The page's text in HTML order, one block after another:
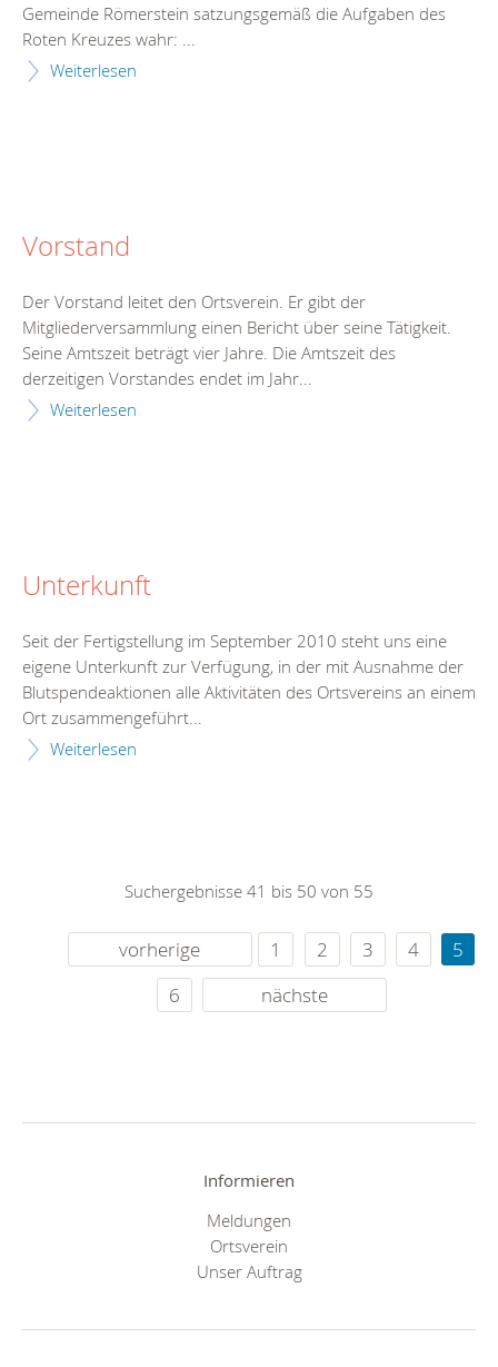
Gemeinde Römerstein satzungsgemäß die Aufgaben des
Roten Kreuzes wahr: ...
Weiterlesen
Vorstand
Der Vorstand leitet den Ortsverein. Er gibt der
Mitgliederversammlung einen Bericht über seine Tätigkeit.
Seine Amtszeit beträgt vier Jahre. Die Amtszeit des
derzeitigen Vorstandes endet im Jahr...
Weiterlesen
Unterkunft
Seit der Fertigstellung im September 2010 steht uns eine
eigene Unterkunft zur Verfügung, in der mit Ausnahme der
Blutspendeaktionen alle Aktivitäten des Ortsvereins an einem
Ort zusammengeführt...
Weiterlesen
Suchergebnisse 41 bis 50 von 55
vorherige 1 2 3 4
5
6
nächste
Informieren
Meldungen
Ortsverein
Unser Auftrag